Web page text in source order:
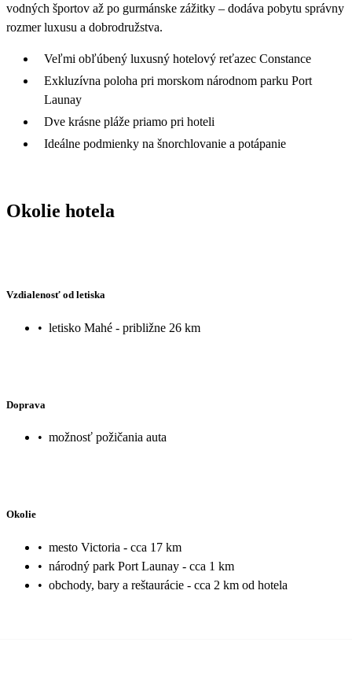
vodných športov až po gurmánske zážitky – dodáva pobytu správny
rozmer luxusu a dobrodružstva.
Veľmi obľúbený luxusný hotelový reťazec Constance
Exkluzívna poloha pri morskom národnom parku Port
Launay
Dve krásne pláže priamo pri hoteli
Ideálne podmienky na šnorchlovanie a potápanie
Okolie hotela
Vzdialenosť od letiska
• letisko Mahé - približne 26 km
Doprava
• možnosť požičania auta
Okolie
• mesto Victoria - cca 17 km
• národný park Port Launay - cca 1 km
• obchody, bary a reštaurácie - cca 2 km od hotela